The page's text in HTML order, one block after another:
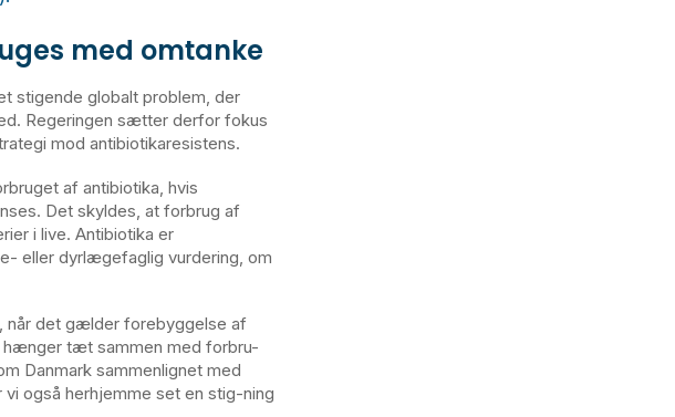
med omtanke
stigende globalt problem, der
Regeringen sætter derfor fokus
mod antibiotikaresistens.
af antibiotika, hvis
Det skyldes, at forbrug af
i live. Antibiotika er
eller dyrlægefaglig vurdering, om
når det gælder forebyggelse af
hænger tæt sammen med forbru-
Danmark sammenlignet med
også herhjemme set en stig-ning